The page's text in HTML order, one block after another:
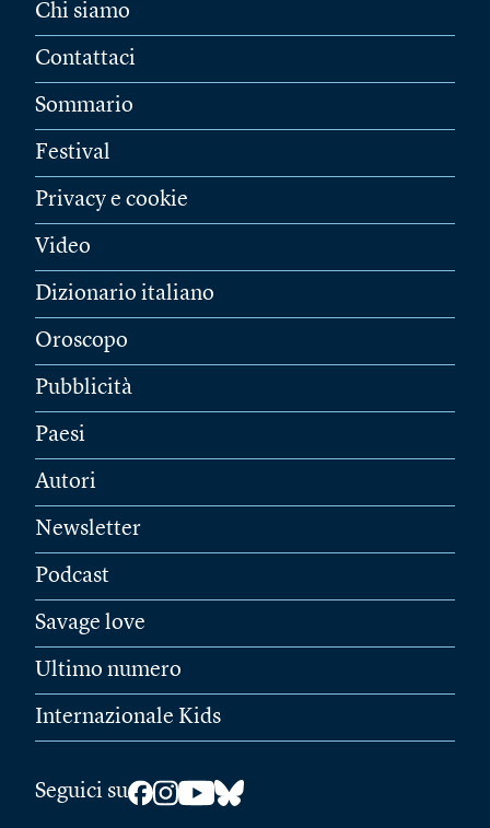
Chi siamo
Contattaci
Sommario
Festival
Privacy e cookie
Video
Dizionario italiano
Oroscopo
Pubblicità
Paesi
Autori
Newsletter
Podcast
Savage love
Ultimo numero
Internazionale Kids
Seguici su